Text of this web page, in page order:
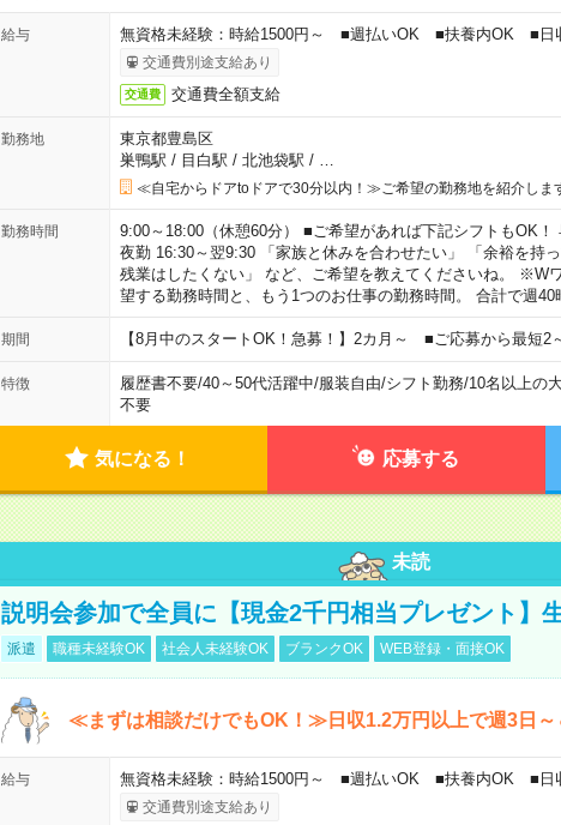
給与 無資格未経験：時給1500円～ ■週払いOK ■扶養内OK ■日
交通費別途支給あり
交通費 交通費全額支給
勤務地
東京都豊島区
巣鴨駅 / 目白駅 / 北池袋駅 /
≪自宅からドアtoドアで30分以内！≫ご希望の勤務地を紹介しま
勤務時間
9:00～18:00（休憩60分） ■ご希望があれば下記シフトもOK
夜勤 16:30～翌9:30 「家族と休みを合わせたい」 「余裕を持
残業はしたくない」 など、ご希望を教えてくださいね。 ※W
望する勤務時間と、もう1つのお仕事の勤務時間。 合計で週40
期間 【8月中のスタートOK！急募！】2カ月～ ■ご応募から最短2
特徴 履歴書不要/40～50代活躍中/服装自由/シフト勤務/10名以上の
不要
気になる！ 応募する
未読
説明会参加で全員に【現金2千円相当プレゼント】
派遣 職種未経験OK 社会人未経験OK ブランクOK WEB登録・面接OK
≪まずは相談だけでもOK！≫日収1.2万円以上で週3日～
給与 無資格未経験：時給1500円～ ■週払いOK ■扶養内OK ■日
交通費別途支給あり